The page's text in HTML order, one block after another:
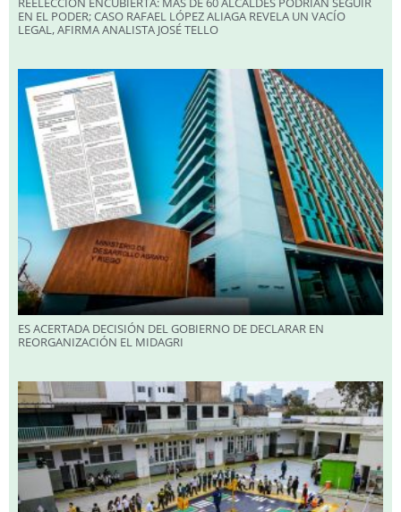
EN EL PODER; CASO RAFAEL LÓPEZ ALIAGA REVELA UN VACÍO
LEGAL, AFIRMA ANALISTA JOSÉ TELLO
ES ACERTADA DECISIÓN DEL GOBIERNO DE DECLARAR EN
REORGANIZACIÓN EL MIDAGRI